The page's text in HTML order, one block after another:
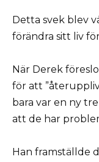
Detta svek blev
förändra sitt liv
När Derek
för att
bara var en ny
att de har
Han framställde